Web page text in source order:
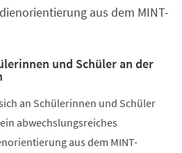
aus dem MINT-
und Schüler an der
an Schülerinnen und Schüler
abwechslungsreiches
aus dem MINT-